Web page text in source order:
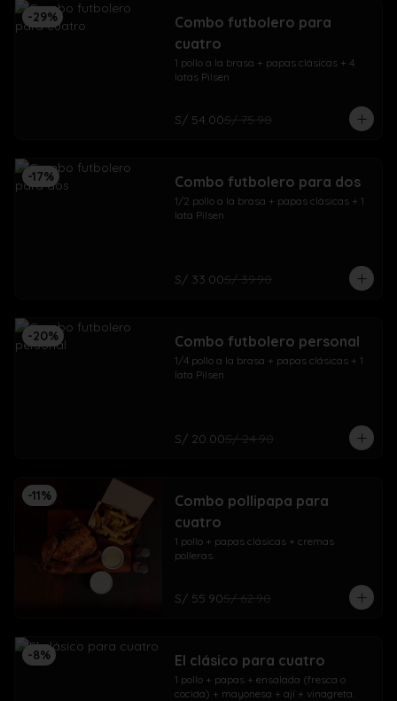
-29%
Combo futbolero para
cuatro
1 pollo a la brasa + papas clásicas + 4
latas Pilsen
S/ 54.00S/ 75.90
-17% Combo futbolero para dos
1/2 pollo a la brasa + papas clásicas + 1
lata Pilsen
S/ 33.00S/ 39.90
-20% Combo futbolero personal
1/4 pollo a la brasa + papas clásicas + 1
lata Pilsen
S/ 20.00S/ 24.90
-11%
Combo pollipapa para
cuatro
1 pollo + papas clásicas + cremas
polleras.
S/ 55.90S/ 62.90
-8% El clásico para cuatro
1 pollo + papas + ensalada (fresca o
cocida) + mayonesa + ají + vinagreta.